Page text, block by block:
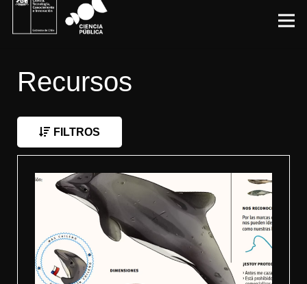
Recursos
FILTROS